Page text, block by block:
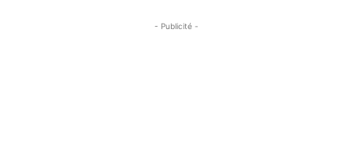
- Publicité -